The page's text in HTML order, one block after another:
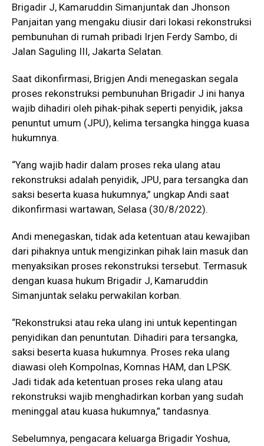
Brigadir J, Kamaruddin Simanjuntak dan Jhonson
Panjaitan yang mengaku diusir dari lokasi rekonstruksi
pembunuhan di rumah pribadi Irjen Ferdy Sambo, di
Jalan Saguling III, Jakarta Selatan.
Saat dikonfirmasi, Brigjen Andi menegaskan segala
proses rekonstruksi pembunuhan Brigadir J ini hanya
wajib dihadiri oleh pihak-pihak seperti penyidik, jaksa
penuntut umum (JPU), kelima tersangka hingga kuasa
hukumnya.
“Yang wajib hadir dalam proses reka ulang atau
rekonstruksi adalah penyidik, JPU, para tersangka dan
saksi beserta kuasa hukumnya,” ungkap Andi saat
dikonfirmasi wartawan, Selasa (30/8/2022).
Andi menegaskan, tidak ada ketentuan atau kewajiban
dari pihaknya untuk mengizinkan pihak lain masuk dan
menyaksikan proses rekonstruksi tersebut. Termasuk
dengan kuasa hukum Brigadir J, Kamaruddin
Simanjuntak selaku perwakilan korban.
“Rekonstruksi atau reka ulang ini untuk kepentingan
penyidikan dan penuntutan. Dihadiri para tersangka,
saksi beserta kuasa hukumnya. Proses reka ulang
diawasi oleh Kompolnas, Komnas HAM, dan LPSK.
Jadi tidak ada ketentuan proses reka ulang atau
rekonstruksi wajib menghadirkan korban yang sudah
meninggal atau kuasa hukumnya,” tandasnya.
Sebelumnya, pengacara keluarga Brigadir Yoshua,